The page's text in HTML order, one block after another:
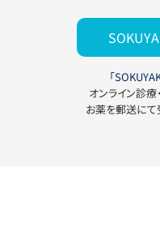
「
オンライン診
お薬を郵送に